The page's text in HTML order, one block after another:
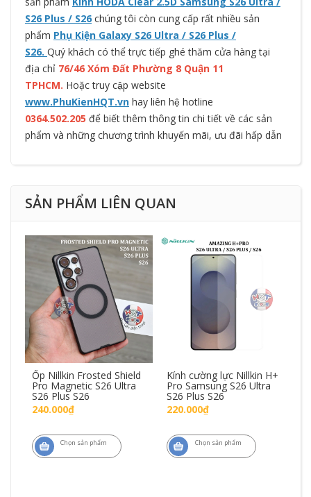
S26 Plus / S26 chúng tôi còn cung cấp rất nhiều sản
phẩm Phụ Kiện Galaxy S26 Ultra / S26 Plus /
S26. Quý khách có thể trực tiếp ghé thăm cửa hàng tại
địa chỉ 76/46 Xóm Đất Phường 8 Quận 11
TPHCM. Hoặc truy cập website
www.PhuKienHQT.vn hay liên hệ hotline
0364.502.205 để biết thêm thông tin chi tiết về các sản
phẩm và những chương trình khuyến mãi, ưu đãi hấp dẫn
SẢN PHẨM LIÊN QUAN
Ốp Nillkin Frosted Shield
Pro Magnetic S26 Ultra
S26 Plus S26
240.000₫
Chọn sản phẩm
Kính cường lực Nillkin H+
Pro Samsung S26 Ultra
S26 Plus S26
220.000₫
Chọn sản phẩm